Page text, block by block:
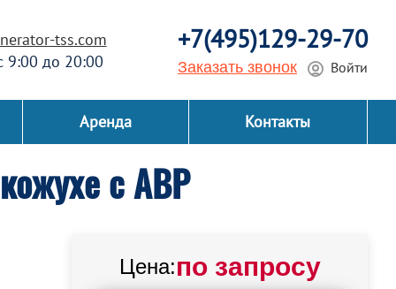
tss.com
9:00 до 20:00
+7(495)129-29-70
Заказать звонок Войти
Аренда Контакты
с АВР
Цена:по запросу